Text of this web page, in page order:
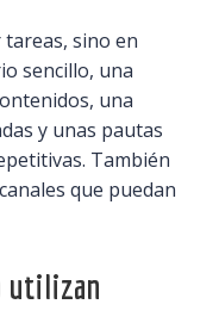
sino en
sencillo, una
una
y unas pautas
También
que puedan
utilizan